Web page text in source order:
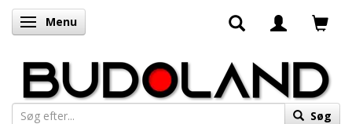
Skifte navigation
Menu
Søg